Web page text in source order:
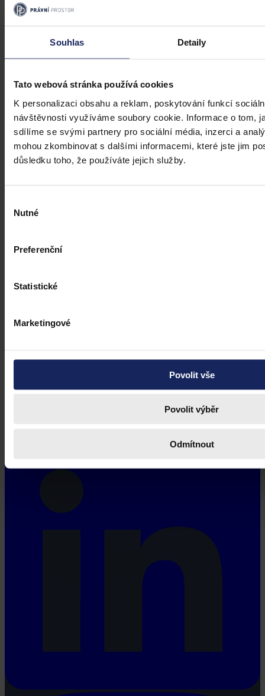
Souhlas Detaily
Tato webová stránka používá cookies
K personalizaci obsahu a reklam, poskytování funkcí
návštěvnosti využíváme soubory cookie. Informace o tom,
sdílíme se svými partnery pro sociální média, inzerci a
mohou zkombinovat s dalšími informacemi, které jste jim
důsledku toho, že používáte jejich služby.
souhlasu
Nutné
Preferenční
Statistické
Marketingové
Povolit vše
Povolit výběr
Odmítnout
Právní portál, jehož cílovou skupinou jsou nejenom právní
profesionálové a zástupci právnických profesí, ale všichni, kteří
potřebují právní informace.